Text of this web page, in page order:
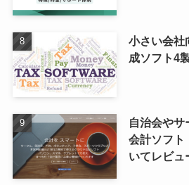
小さい会社
成ソフト4
自治会やサ
会計ソフト
いてレビュ